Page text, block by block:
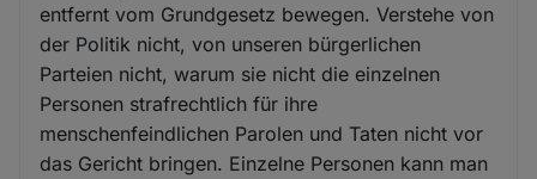
entfernt vom Grundgesetz bewegen. Verstehe von
der Politik nicht, von unseren bürgerlichen
Parteien nicht, warum sie nicht die einzelnen
Personen strafrechtlich für ihre
menschenfeindlichen Parolen und Taten nicht vor
das Gericht bringen. Einzelne Personen kann man